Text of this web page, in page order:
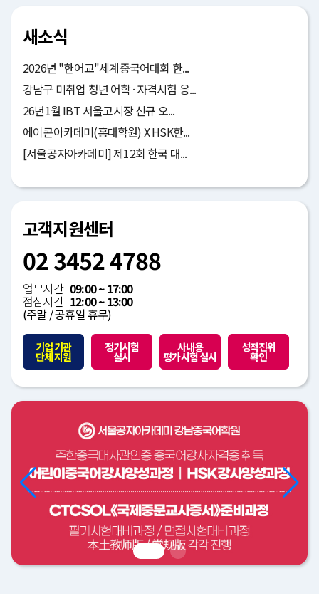
새소식
2026년 "한어교"세계중국어대회 한...
강남구 미취업 청년 어학·자격시험 응...
26년1월 IBT 서울고시장 신규 오...
에이콘아카데미(홍대학원) X HSK한...
[서울공자아카데미] 제12회 한국 대...
고객지원센터
02 3452 4788
업무시간 09:00 ~ 17:00
점심시간 12:00 ~ 13:00
(주말 / 공휴일 휴무)
기업 기관
단체 지원
정기시험
실시
사내용
평가시험 실시
성적진위
확인